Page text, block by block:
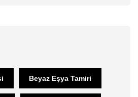
Beyaz Eşya Tamiri